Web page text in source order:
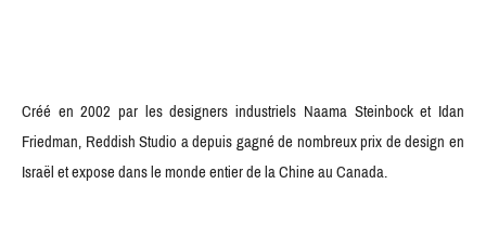
Créé en 2002 par les designers industriels Naama Steinbock et Idan
Friedman, Reddish Studio a depuis gagné de nombreux prix de design en
Israël et expose dans le monde entier de la Chine au Canada.